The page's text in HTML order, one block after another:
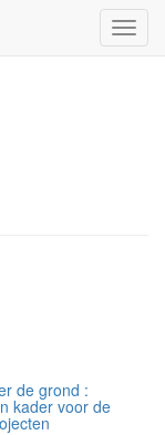
de grond :
kader voor de